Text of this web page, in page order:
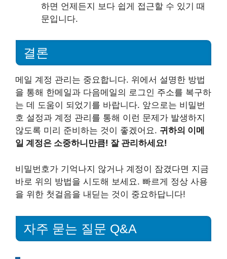
하면 언제든지 보다 쉽게 접근할 수 있기 때
문입니다.
결론
메일 계정 관리는 중요합니다. 위에서 설명한 방법
을 통해 한메일과 다음메일의 로그인 주소를 복구하
는 데 도움이 되었기를 바랍니다. 앞으로는 비밀번
호 설정과 계정 관리를 통해 이런 문제가 발생하지
않도록 미리 준비하는 것이 좋겠어요. 귀하의 이메
일 계정은 소중하니만큼! 잘 관리하세요!
비밀번호가 기억나지 않거나 계정이 잠겼다면 지금
바로 위의 방법을 시도해 보세요. 빠르게 정상 사용
을 위한 첫걸음을 내딛는 것이 중요하답니다!
자주 묻는 질문 Q&A